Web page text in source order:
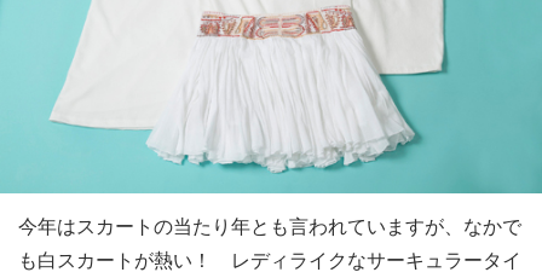
今年はスカートの当たり年とも言われていますが、なかで
も白スカートが熱い！ レディライクなサーキュラータイ